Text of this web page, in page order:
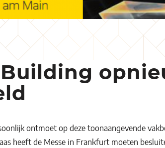
ontmoet op deze toonaangevende
heeft de Messe in Frankfurt moeten